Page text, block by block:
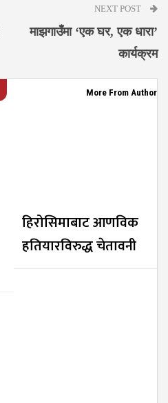
NEXT POST
माझगाउँमा ‘एक घर, एक धारा’
कार्यक्रम
More From Author
हिरोसिमाबाट आणविक
हतियारविरुद्ध चेतावनी